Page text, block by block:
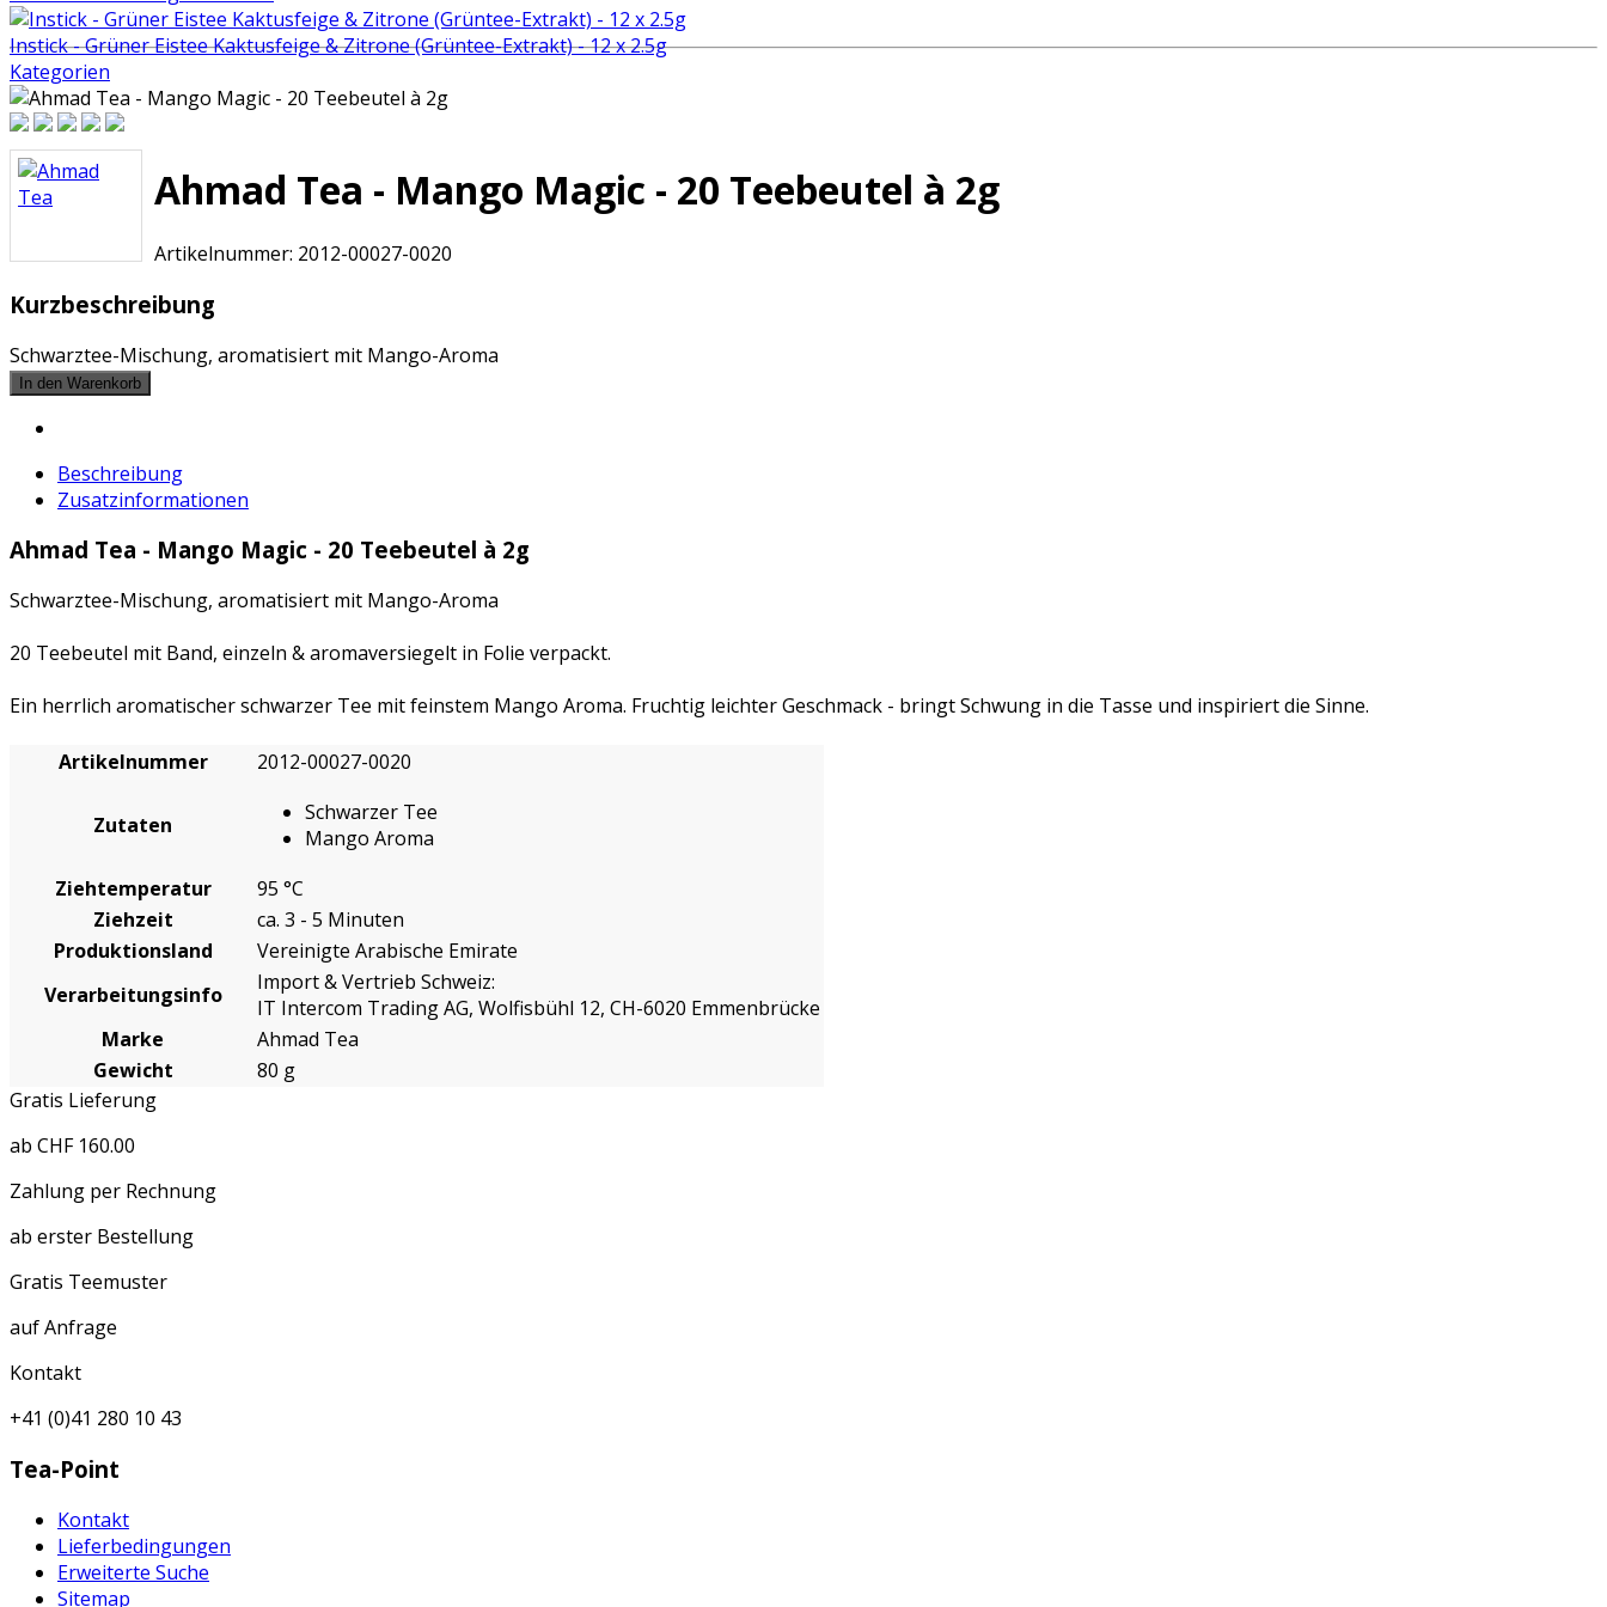
Instick - Grüner Eistee Kaktusfeige & Zitrone (Grüntee-Extrakt) - 12 x 2.5g
Kategorien
Ahmad Tea - Mango Magic - 20 Teebeutel à 2g
Artikelnummer: 2012-00027-0020
Kurzbeschreibung
Schwarztee-Mischung, aromatisiert mit Mango-Aroma
Beschreibung
Zusatzinformationen
Ahmad Tea - Mango Magic - 20 Teebeutel à 2g
Schwarztee-Mischung, aromatisiert mit Mango-Aroma
20 Teebeutel mit Band, einzeln & aromaversiegelt in Folie verpackt.
Ein herrlich aromatischer schwarzer Tee mit feinstem Mango Aroma. Fruchtig leichter Geschmack - bringt Schwung in die Tasse und inspiriert die Sinne.
Artikelnummer 2012-00027-0020
Zutaten
Schwarzer Tee
Mango Aroma
Ziehtemperatur
95 °C
Ziehzeit
ca. 3 - 5 Minuten
Produktionsland
Vereinigte Arabische Emirate
Verarbeitungsinfo
Import & Vertrieb Schweiz:
IT Intercom Trading AG, Wolfisbühl 12, CH-6020 Emmenbrücke
Marke
Ahmad Tea
Gewicht
80 g
Gratis Lieferung
ab CHF 160.00
Zahlung per Rechnung
ab erster Bestellung
Gratis Teemuster
auf Anfrage
Kontakt
+41 (0)41 280 10 43
Tea-Point
Kontakt
Lieferbedingungen
Erweiterte Suche
Sitemap